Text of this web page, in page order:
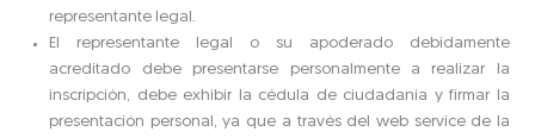
representante legal.
El representante legal o su apoderado debidamente
acreditado debe presentarse personalmente a realizar la
inscripción, debe exhibir la cédula de ciudadanía y firmar la
presentación personal, ya que a través del web service de la